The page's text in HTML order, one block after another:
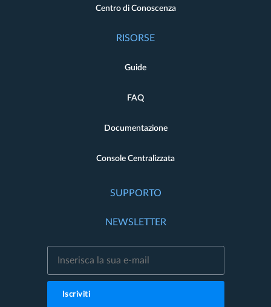
Centro di Conoscenza
RISORSE
Guide
FAQ
Documentazione
Console Centralizzata
SUPPORTO
NEWSLETTER
Iscriviti